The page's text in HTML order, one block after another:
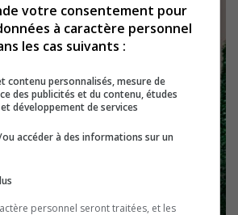
the King et le derrière
votre consentement pour
à caractère personnel
les cas suivants :
contenu personnalisés, mesure de
des publicités et du contenu, études
et développement de services
accéder à des informations sur un
personnel seront traitées, et les